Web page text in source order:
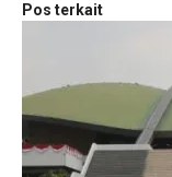
Pos terkait